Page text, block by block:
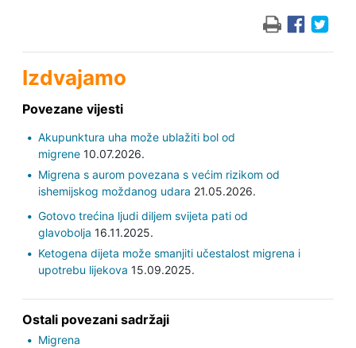
Izdvajamo
Povezane vijesti
Akupunktura uha može ublažiti bol od
migrene10.07.2026.
Migrena s aurom povezana s većim rizikom od
ishemijskog moždanog udara 21.05.2026.
Gotovo trećina ljudi diljem svijeta pati od
glavobolja 16.11.2025.
Ketogena dijeta može smanjiti učestalost migrena i
upotrebu lijekova 15.09.2025.
Ostali povezani sadržaji
Migrena